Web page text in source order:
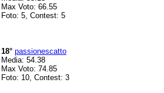
Max Voto: 66.55
Foto: 5, Contest: 5
18° passionescatto
Media: 54.38
Max Voto: 74.85
Foto: 10, Contest: 3